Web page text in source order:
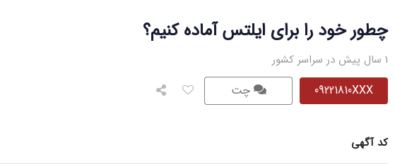
چطور خود را برای ایلتس آماده کنیم؟
1 سال پیش در سراسر کشور
09221810XXX چت
کد آگهی